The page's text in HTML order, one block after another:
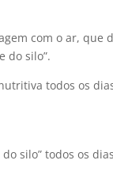
com o ar, que
do silo”.
todos os
silo” todos os